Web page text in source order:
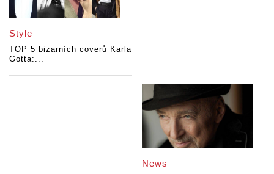
Style
TOP 5 bizarních coverů Karla
Gotta:...
News